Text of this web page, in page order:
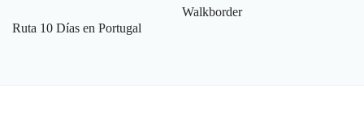
Ruta 10 Días en Portugal
Walkborder